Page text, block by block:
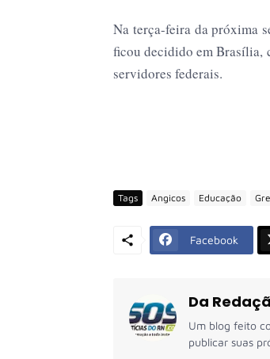
Na terça-feira da próxima
ficou decidido em Brasília,
servidores federais.
Tags Angicos Educação
Facebook
Da
Um blog feito
publicar suas